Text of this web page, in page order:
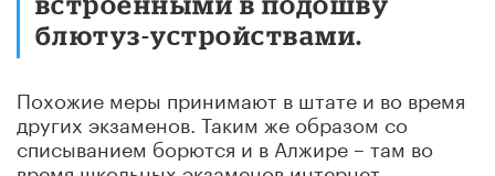
блютуз-устройствами.
Похожие меры принимают в штате и во время
других экзаменов. Таким же образом со
списыванием борются и в Алжире – там во